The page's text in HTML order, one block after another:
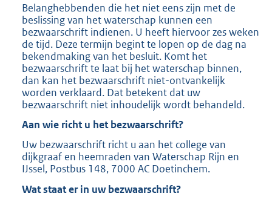
Belanghebbenden die het niet eens zijn met de
beslissing van het waterschap kunnen een
bezwaarschrift indienen. U heeft hiervoor zes weken
de tijd. Deze termijn begint te lopen op de dag na
bekendmaking van het besluit. Komt het
bezwaarschrift te laat bij het waterschap binnen,
dan kan het bezwaarschrift niet-ontvankelijk
worden verklaard. Dat betekent dat uw
bezwaarschrift niet inhoudelijk wordt behandeld.
Aan wie richt u het bezwaarschrift?
Uw bezwaarschrift richt u aan het college van
dijkgraaf en heemraden van Waterschap Rijn en
IJssel, Postbus 148, 7000 AC Doetinchem.
Wat staat er in uw bezwaarschrift?